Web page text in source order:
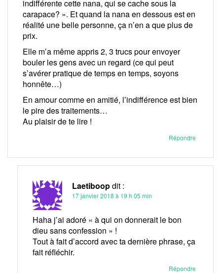
indifférente cette nana, qui se cache sous la
carapace? ». Et quand la nana en dessous est en
réalité une belle personne, ça n’en a que plus de
prix.
Elle m’a même appris 2, 3 trucs pour envoyer
bouler les gens avec un regard (ce qui peut
s’avérer pratique de temps en temps, soyons
honnête…)
En amour comme en amitié, l’indifférence est bien
le pire des traitements…
Au plaisir de te lire !
Répondre
Laetiboopdit :
17 janvier 2018 à 19 h 05 min
Haha j’ai adoré « à qui on donnerait le bon
dieu sans confession » !
Tout à fait d’accord avec ta dernière phrase, ça
fait réfléchir.
Répondre